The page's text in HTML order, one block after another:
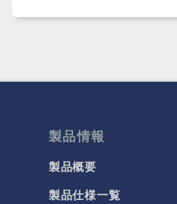
製品情報
製品概要
製品仕様一覧